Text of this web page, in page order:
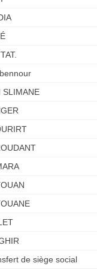
SLIMANE
de siège social